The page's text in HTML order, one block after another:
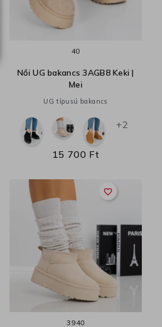
40
Női UG bakancs 3AGB8 Keki |
Mei
UG típusú bakancs
+2
15 700 Ft
favorite_border
3940